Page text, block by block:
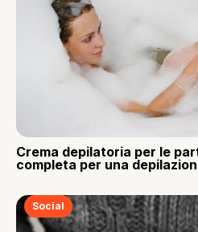
Crema depilatoria per le
completa per una
Social